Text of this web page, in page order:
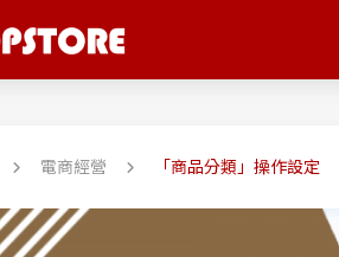
電商經營 「商品分類」操作設定